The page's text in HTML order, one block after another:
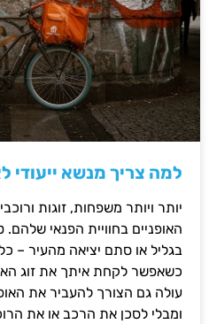
למה צריך מנשא ייעודי
יותר ויותר משפחות, זוגות
האופניים בחוויית הפנאי
בגליל או סתם יציאה מהעיר –
כשאפשר לקחת איתך את זוג
עולה גם הצורך להעביר את
ומבלי לסכן את הרכב או את